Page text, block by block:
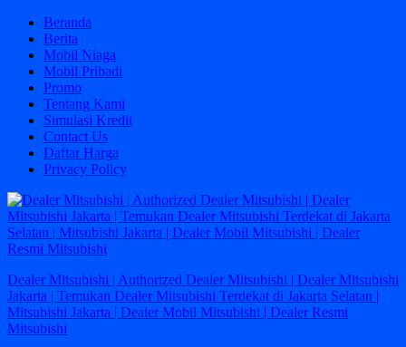
Skip
content
Beranda
Berita
Mobil Niaga
Mobil Pribadi
Promo
Tentang Kami
Simulasi Kredit
Contact Us
Daftar Harga
Privacy Policy
Dealer Mitsubishi | Authorized Dealer Mitsubishi | Dealer Mitsubishi
Jakarta | Temukan Dealer Mitsubishi Terdekat di Jakarta Selatan |
Mitsubishi Jakarta | Dealer Mobil Mitsubishi | Dealer Resmi
Mitsubishi